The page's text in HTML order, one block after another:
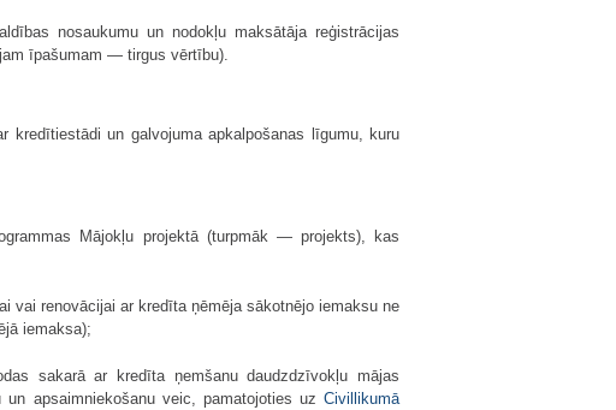
nosaukumu un nodokļu maksātāja reģistrācijas
īpašumam — tirgus vērtību).
kredītiestādi un galvojuma apkalpošanas līgumu, kuru
Mājokļu projektā (turpmāk — projekts), kas
vai renovācijai ar kredīta ņēmēja sākotnējo iemaksu ne
iemaksa);
sakarā ar kredīta ņemšanu daudzdzīvokļu mājas
apsaimniekošanu veic, pamatojoties uz Civillikumā